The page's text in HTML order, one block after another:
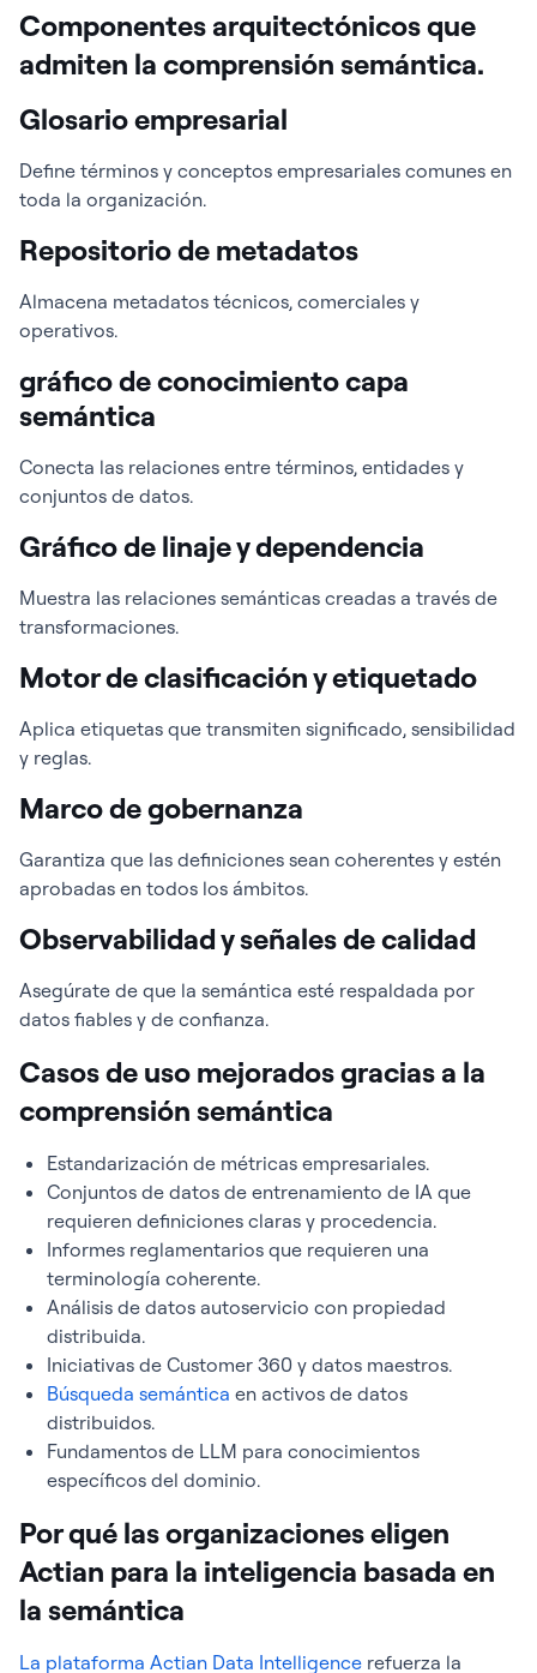
Componentes arquitectónicos que
admiten la comprensión semántica.
Glosario empresarial
Define términos y conceptos empresariales comunes en
toda la organización.
Repositorio de metadatos
Almacena metadatos técnicos, comerciales y
operativos.
gráfico de conocimiento capa
semántica
Conecta las relaciones entre términos, entidades y
conjuntos de datos.
Gráfico de linaje y dependencia
Muestra las relaciones semánticas creadas a través de
transformaciones.
Motor de clasificación y etiquetado
Aplica etiquetas que transmiten significado, sensibilidad
y reglas.
Marco de gobernanza
Garantiza que las definiciones sean coherentes y estén
aprobadas en todos los ámbitos.
Observabilidad y señales de calidad
Asegúrate de que la semántica esté respaldada por
datos fiables y de confianza.
Casos de uso mejorados gracias a la
comprensión semántica
Estandarización de métricas empresariales.
Conjuntos de datos de entrenamiento de IA que
requieren definiciones claras y procedencia.
Informes reglamentarios que requieren una
terminología coherente.
Análisis de datos autoservicio con propiedad
distribuida.
Iniciativas de Customer 360 y datos maestros.
Búsqueda semántica en activos de datos
distribuidos.
Fundamentos de LLM para conocimientos
específicos del dominio.
Por qué las organizaciones eligen
Actian para la inteligencia basada en
la semántica
La plataforma Actian Data Intelligence refuerza la